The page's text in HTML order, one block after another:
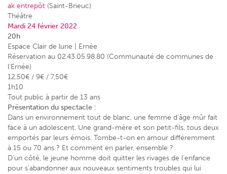
ak entrepôt (Saint-Brieuc)
Théâtre
Mardi 24 février 2022
20h
Espace Clair de lune | Ernée
Réservation au 02.43.05.98.80 (Communauté de communes de
l’Ernée)
12,50€ / 9€ / 7,50€
1h10
Tout public à partir de 13 ans
Présentation du spectacle :
Dans un environnement tout de blanc, une femme d’âge mûr fait
face à un adolescent. Une grand-mère et son petit-fils, tous deux
emportés par leurs émois. Tombe-t-on en amour différemment
à 15 ou 70 ans ? Et comment en parler, ensemble ?
D’un côté, le jeune homme doit quitter les rivages de l’enfance
pour s’abandonner aux nouveaux sentiments troubles qui lui